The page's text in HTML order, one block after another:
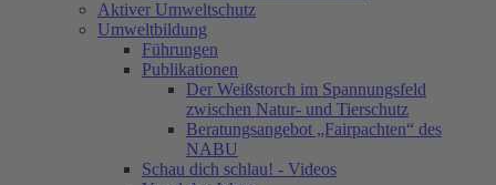
Aktiver Umweltschutz
Umweltbildung
Führungen
Publikationen
Der Weißstorch im Spannungsfeld
zwischen Natur- und Tierschutz
Beratungsangebot „Fairpachten“ des
NABU
Schau dich schlau! - Videos